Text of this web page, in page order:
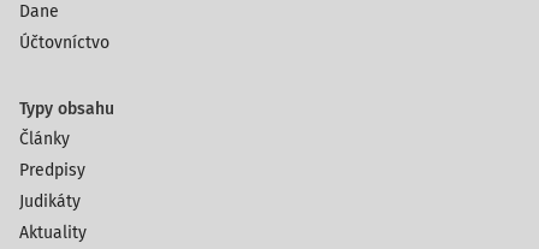
Dane
Účtovníctvo
Typy obsahu
Články
Predpisy
Judikáty
Aktuality